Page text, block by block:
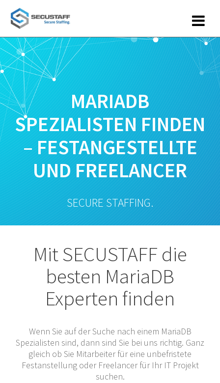
MARIADB
SPEZIALISTEN FINDEN
– FESTANGESTELLTE
UND FREELANCER
SECURE STAFFING.
Mit SECUSTAFF die
besten MariaDB
Experten finden
Wenn Sie auf der Suche nach einem MariaDB
Spezialisten sind, dann sind Sie bei uns richtig. Ganz
gleich ob Sie Mitarbeiter für eine unbefristete
Festanstellung oder Freelancer für Ihr IT Projekt
suchen.